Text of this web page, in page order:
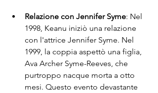
Relazione con Jennifer Syme: Nel
1998, Keanu iniziò una relazione
con l'attrice Jennifer Syme. Nel
1999, la coppia aspettò una figlia,
Ava Archer Syme-Reeves, che
purtroppo nacque morta a otto
mesi. Questo evento devastante